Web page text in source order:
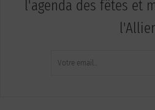
l'agenda des fêtes et
l'Allier